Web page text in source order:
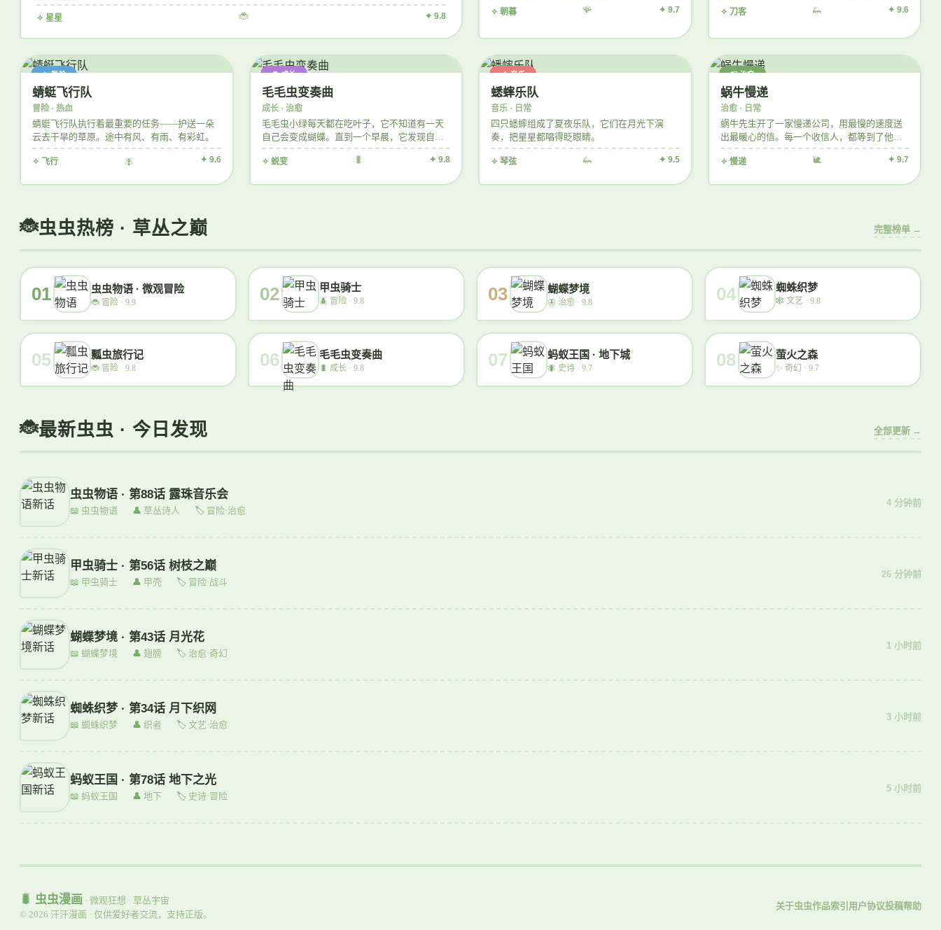
✧ 星星 🐞 ✦ 9.8 ✧ 朝暮 🪸 ✦ 9.7 ✧ 刀客 🦗 ✦ 9.6
✈️ 冒险
蜻蜓飞行队
冒险 · 热血
蜻蜓飞行队执行着最重要的任务——护送一朵
云去干旱的草原。途中有风、有雨、有彩虹。
✧ 飞行 🪰 ✦ 9.6
🦋 成长
毛毛虫变奏曲
成长 · 治愈
毛毛虫小绿每天都在吃叶子，它不知道有一天
自己会变成蝴蝶。直到一个早晨，它发现自己
长出了翅膀。
✧ 蜕变 🐛 ✦ 9.8
🎶 音乐
蟋蟀乐队
音乐 · 日常
四只蟋蟀组成了夏夜乐队，它们在月光下演
奏，把星星都唱得眨眼睛。
✧ 琴弦 🦗 ✦ 9.5
📮 治愈
蜗牛慢递
治愈 · 日常
蜗牛先生开了一家慢递公司，用最慢的速度送
出最暖心的信。每一个收信人，都等到了他们
想要的答案。
✧ 慢递 🐌 ✦ 9.7
虫虫热榜 · 草丛之巅 完整榜单 →
01 虫虫物语 · 微观冒险
🐞 冒险 · 9.9 02 甲虫骑士
🪲 冒险 · 9.8 03 蝴蝶梦境
🦋 治愈 · 9.8 04 蜘蛛织梦
🕸️ 文艺 · 9.8
05 瓢虫旅行记
🐞 冒险 · 9.8 06 毛毛虫变奏曲
🐛 成长 · 9.8 07 蚂蚁王国 · 地下城
🐜 史诗 · 9.7 08 萤火之森
✨ 奇幻 · 9.7
最新虫虫 · 今日发现 全部更新 →
虫虫物语 · 第88话 露珠音乐会
📖 虫虫物语 👤 草丛诗人 🏷 冒险·治愈
4 分钟前
甲虫骑士 · 第56话 树枝之巅
📖 甲虫骑士 👤 甲壳 🏷 冒险·战斗
26 分钟前
蝴蝶梦境 · 第43话 月光花
📖 蝴蝶梦境 👤 翅膀 🏷 治愈·奇幻
1 小时前
蜘蛛织梦 · 第34话 月下织网
📖 蜘蛛织梦 👤 织者 🏷 文艺·治愈
3 小时前
蚂蚁王国 · 第78话 地下之光
📖 蚂蚁王国 👤 地下 🏷 史诗·冒险
5 小时前
🐛 虫虫漫画 · 微观狂想 · 草丛宇宙
© 2026 汗汗漫画 · 仅供爱好者交流，支持正版。
关于虫虫作品索引 用户协议投稿帮助